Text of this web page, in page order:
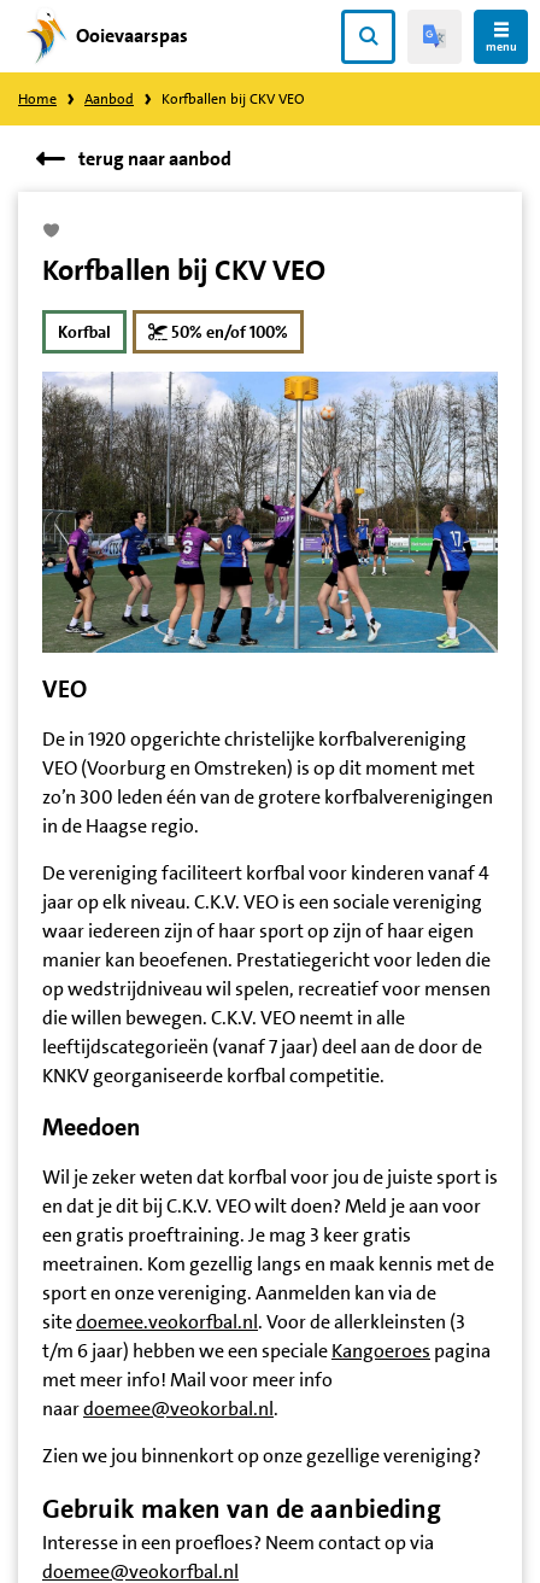
Direct
naar
content
Ooievaarspas menu
Home Aanbod Korfballen bij CKV VEO
terug naar aanbod
Korfballen bij CKV VEO
Korfbal 50% en/of 100%
VEO
De in 1920 opgerichte christelijke korfbalvereniging
VEO (Voorburg en Omstreken) is op dit moment met
zo’n 300 leden één van de grotere korfbalverenigingen
in de Haagse regio.
De vereniging faciliteert korfbal voor kinderen vanaf 4
jaar op elk niveau. C.K.V. VEO is een sociale vereniging
waar iedereen zijn of haar sport op zijn of haar eigen
manier kan beoefenen. Prestatiegericht voor leden die
op wedstrijdniveau wil spelen, recreatief voor mensen
die willen bewegen. C.K.V. VEO neemt in alle
leeftijdscategorieën (vanaf 7 jaar) deel aan de door de
KNKV georganiseerde korfbal competitie.
Meedoen
Wil je zeker weten dat korfbal voor jou de juiste sport is
en dat je dit bij C.K.V. VEO wilt doen? Meld je aan voor
een gratis proeftraining. Je mag 3 keer gratis
meetrainen. Kom gezellig langs en maak kennis met de
sport en onze vereniging. Aanmelden kan via de
sitedoemee.veokorfbal.nl. Voor de allerkleinsten (3
t/m 6 jaar) hebben we een specialeKangoeroes pagina
met meer info! Mail voor meer info
naardoemee@veokorbal.nl.
Zien we jou binnenkort op onze gezellige vereniging?
Gebruik maken van de aanbieding
Interesse in een proefloes? Neem contact op via
doemee@veokorfbal.nl